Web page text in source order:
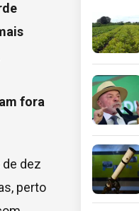
fora
de dez
perto